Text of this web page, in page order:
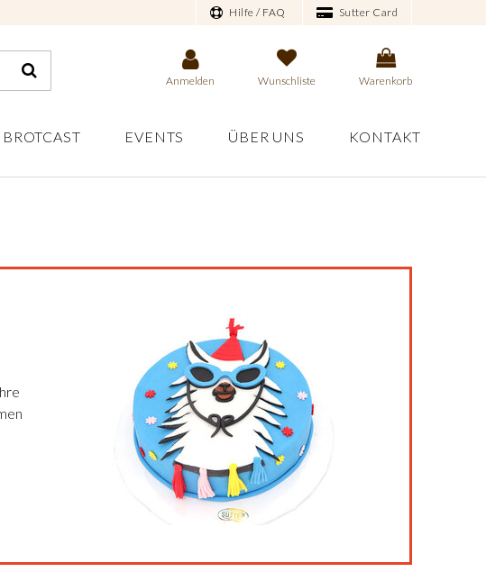
Hilfe / FAQ Sutter Card
Anmelden Wunschliste Warenkorb
BROTCAST EVENTS ÜBER UNS KONTAKT